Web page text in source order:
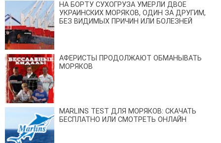
НА БОРТУ СУХОГРУЗА УМЕРЛИ ДВОЕ
УКРАИНСКИХ МОРЯКОВ, ОДИН ЗА ДРУГИМ,
БЕЗ ВИДИМЫХ ПРИЧИН ИЛИ БОЛЕЗНЕЙ
АФЕРИСТЫ ПРОДОЛЖАЮТ ОБМАНЫВАТЬ
МОРЯКОВ
MARLINS TEST ДЛЯ МОРЯКОВ: СКАЧАТЬ
БЕСПЛАТНО ИЛИ СМОТРЕТЬ ОНЛАЙН